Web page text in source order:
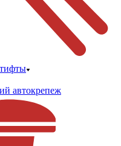
автокрепеж